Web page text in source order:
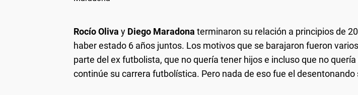
Rocío Oliva y Diego Maradona terminaron su relación a principios de
haber estado 6 años juntos. Los motivos que se barajaron fueron
parte del ex futbolista, que no quería tener hijos e incluso que no quería
continúe su carrera futbolística. Pero nada de eso fue el desentonando